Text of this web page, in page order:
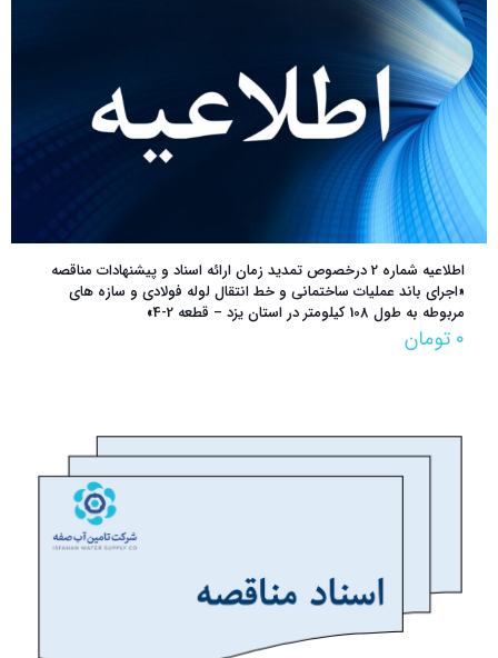
اطلاعیه شماره 2 درخصوص تمدید زمان ارائه اسناد و پیشنهادات مناقصه‌
«اجراي باند عمليات ساختماني و خط انتقال لوله فولادي و سازه هاي
مربوطه به طول 108 كيلومتر در استان يزد – قطعه 2-4»
۰ تومان